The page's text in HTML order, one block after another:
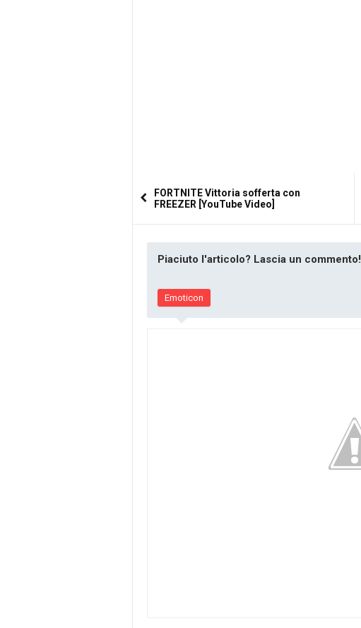
FORTNITE Vittoria sofferta con
FREEZER [YouTube Video]
Piaciuto l'articolo? Lascia un commento!
Emoticon